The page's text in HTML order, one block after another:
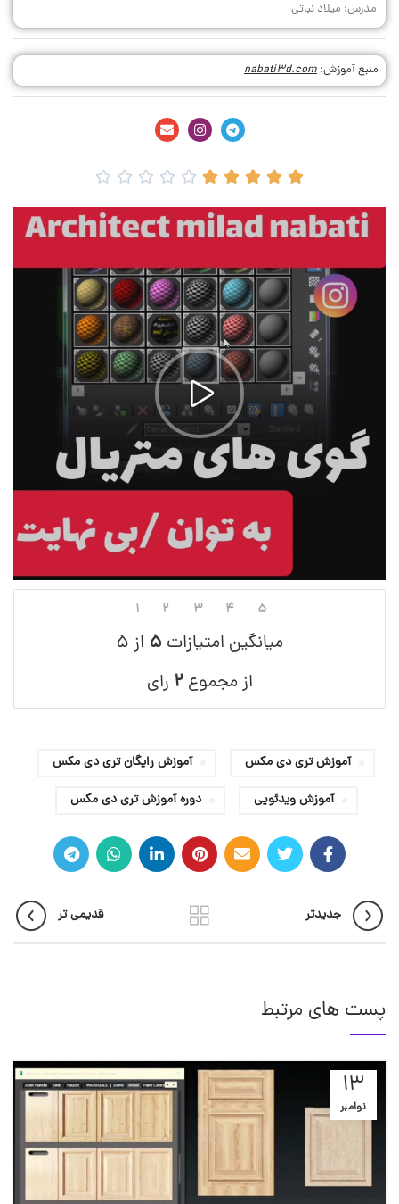
مدرس: میلاد نباتی
منبع آموزش: nabati3d.com










۱ ۲ ۳ ۴ ۵
میانگین امتیازات ۵ از ۵
از مجموع۲ رای
آموزش تری دی مکس
آموزش رایگان تری دی مکس
آموزش ویدئویی
دوره آموزش تری دی مکس
جدیدتر قدیمی تر
پست های مرتبط
13
نوامبر